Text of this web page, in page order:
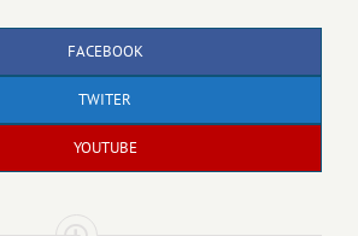
FACEBOOK
TWITER
YOUTUBE